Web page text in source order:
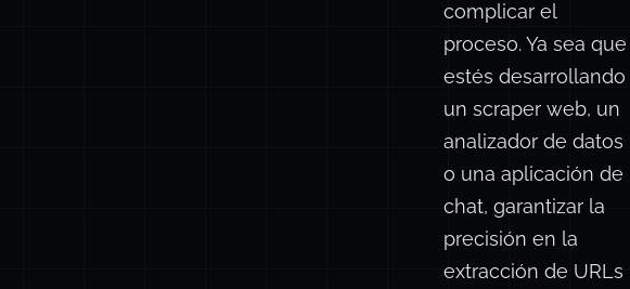
paréntesis y el
formato ambiguo
conspiran para
complicar el
proceso. Ya sea que
estés desarrollando
un scraper web, un
analizador de datos
o una aplicación de